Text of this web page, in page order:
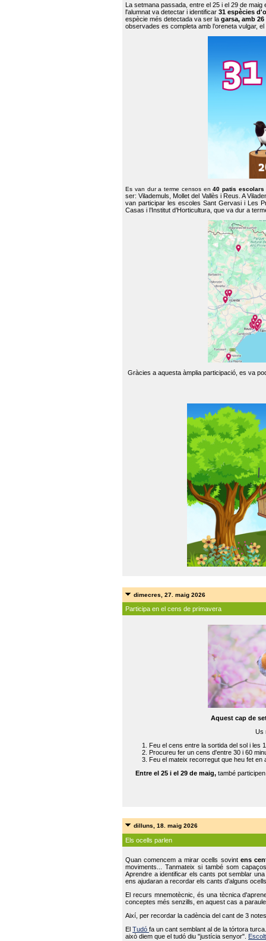
La setmana passada, entre el 25 i el 29 de
l'alumnat va detectar i identificar 31 espècies
espècie més detectada va ser la garsa, amb
observades es completa amb l’oreneta vulgar,
Es van dur a terme censos en40 patis escolars
ser: Vilademuls, Mollet del Vallès i Reus. A
van participar les escoles Sant Gervasi i Les
Casas i l’Institut d’Horticultura, que va dur a
Gràcies a aquesta àmplia participació, es va
dimecres, 27. maig 2026
Participa en el cens de primavera
Aquest cap de
Us
Feu el cens entre la sortida del sol i les
Procureu fer un cens d'entre 30 i 60
Feu el mateix recorregut que heu fet en
Entre el 25 i el 29 de maig, també
dilluns, 18. maig 2026
Els ocells parlen
Quan comencem a mirar ocells sovint ens
moviments... Tanmateix si també som
Aprendre a identificar els cants pot semblar
ens ajudaran a recordar els cants d’alguns
El recurs mnemotècnic, és una tècnica
conceptes més senzills, en aquest cas a
Així, per recordar la cadència del cant de 3
ElTudófa un cant semblant al de la tórtora
això diem que el tudó diu "justícia senyor".